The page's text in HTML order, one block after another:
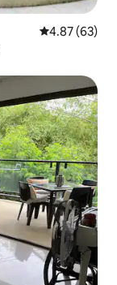
औसत रेटिंग 5 में
4.87 (63)